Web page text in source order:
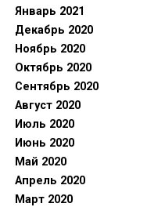
Январь 2021
Декабрь 2020
Ноябрь 2020
Октябрь 2020
Сентябрь 2020
Август 2020
Июль 2020
Июнь 2020
Май 2020
Апрель 2020
Март 2020